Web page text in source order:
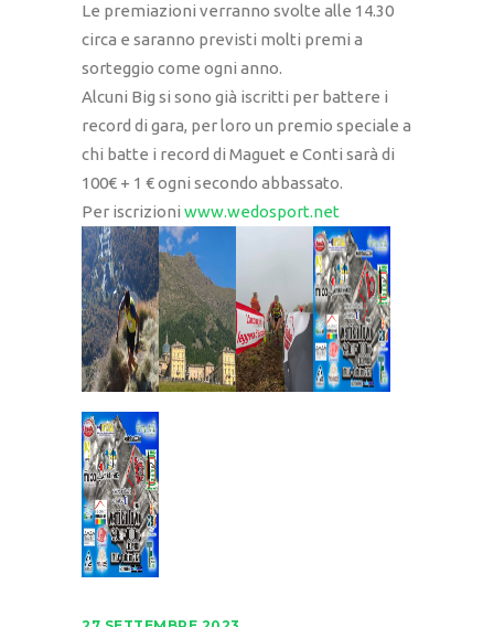
Le premiazioni verranno svolte alle 14.30
circa e saranno previsti molti premi a
sorteggio come ogni anno.
Alcuni Big si sono già iscritti per battere i
record di gara, per loro un premio speciale a
chi batte i record di Maguet e Conti sarà di
100€ + 1 € ogni secondo abbassato.
Per iscrizioni www.wedosport.net